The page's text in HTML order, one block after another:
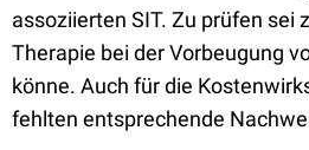
assoziierten SIT. Zu prüfen sei
Therapie bei der Vorbeugung
könne. Auch für die
fehlten entsprechende